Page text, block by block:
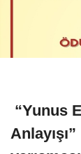
“Yunus